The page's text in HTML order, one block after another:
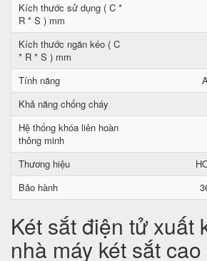
Kích thước sử dụng ( C *
R * S ) mm
Kích thước ngăn kéo ( C
* R * S ) mm
Tính năng
Khả năng chống cháy
Hệ thống khóa liên hoàn
thông minh
Thương hiệu
Bảo hành
Két sắt điện tử xuất
nhà máy két sắt